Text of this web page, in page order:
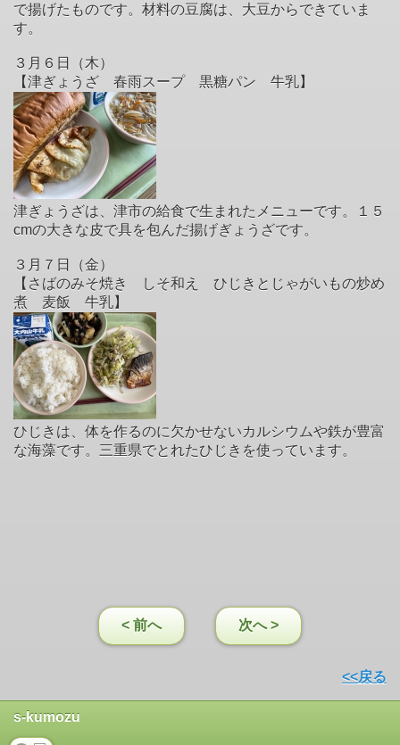
で揚げたものです。材料の豆腐は、大豆からできていま
す。
３月６日（木）
【津ぎょうざ 春雨スープ 黒糖パン 牛乳】
津ぎょうざは、津市の給食で生まれたメニューです。１５
cmの大きな皮で具を包んだ揚げぎょうざです。
３月７日（金）
【さばのみそ焼き しそ和え ひじきとじゃがいもの炒め
煮 麦飯 牛乳】
ひじきは、体を作るのに欠かせないカルシウムや鉄が豊富
な海藻です。三重県でとれたひじきを使っています。
< 前へ 次へ >
<<戻る
s-kumozu